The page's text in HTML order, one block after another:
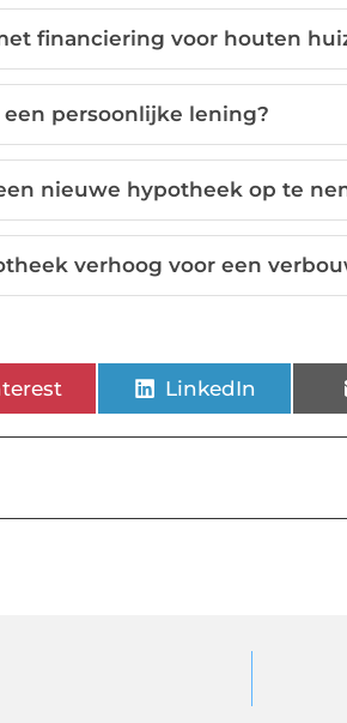
financiering voor houten
persoonlijke lening?
nieuwe hypotheek op te
verhoog voor een
LinkedIn